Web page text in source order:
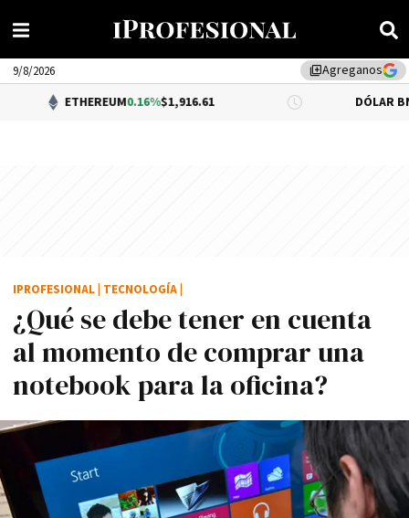
library_addAgreganos
9/8/2026
0.16%$1,916.61 DÓLAR BNA $1,520.00
¿Qué se debe tener en cuenta
al momento de comprar una
notebook para la oficina?
IPROFESIONAL TECNOLOGÍA